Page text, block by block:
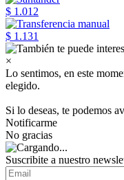
$ 1.012
$ 1.131
×
Lo sentimos, en este
elegido.
Si lo deseas, te podemos
Notificarme
No gracias
Suscribite a nuestro